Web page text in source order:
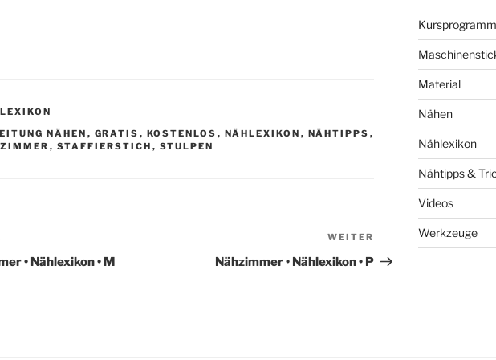
NÄHEN , GRATIS , KOSTENLOS , NÄHLEXIKON , NÄHTIPPS ,
, STAFFIERSTICH , STULPEN
• Nählexikon • M
Nächster
Beitrag
WEITER
Nähzimmer • Nählexikon • P
Kursprogramm
Material
Nähen
Nählexikon
Nähtipps &
Videos
Werkzeuge